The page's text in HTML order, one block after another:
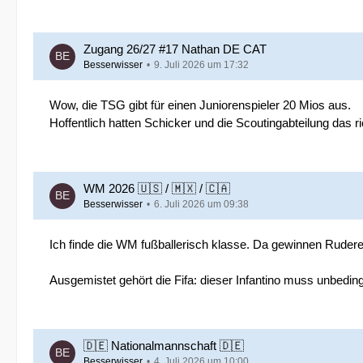
Zugang 26/27 #17 Nathan DE CAT
Besserwisser 9. Juli 2026 um 17:32
Wow, die TSG gibt für einen Juniorenspieler 20 Mios aus.
Hoffentlich hatten Schicker und die Scoutingabteilung das
WM 2026 🇺🇸 / 🇲🇽 / 🇨🇦
Besserwisser 6. Juli 2026 um 09:38
Ich finde die WM fußballerisch klasse. Da gewinnen
Ausgemistet gehört die Fifa: dieser Infantino muss
🇩🇪 Nationalmannschaft 🇩🇪